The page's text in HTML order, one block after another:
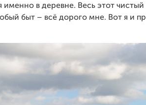
именно в деревне. Весь этот чистый
быт – всё дорого мне. Вот я и